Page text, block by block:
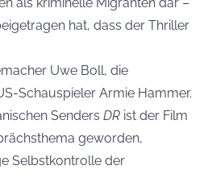
hat, dass der Thriller
Uwe Boll, die
Schauspieler Armie Hammer.
Senders DR ist der Film
geworden,
Selbstkontrolle der